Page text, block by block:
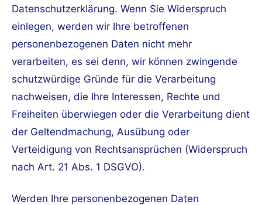
Datenschutzerklärung. Wenn Sie Widerspruch
einlegen, werden wir Ihre betroffenen
personenbezogenen Daten nicht mehr
verarbeiten, es sei denn, wir können zwingende
schutzwürdige Gründe für die Verarbeitung
nachweisen, die Ihre Interessen, Rechte und
Freiheiten überwiegen oder die Verarbeitung dient
der Geltendmachung, Ausübung oder
Verteidigung von Rechtsansprüchen (Widerspruch
nach Art. 21 Abs. 1 DSGVO).
Werden Ihre personenbezogenen Daten